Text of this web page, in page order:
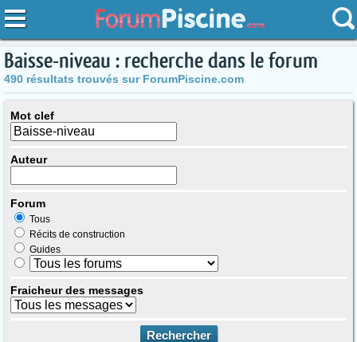
Baisse-niveau : recherche dans le forum
490 résultats trouvés sur ForumPiscine.com
Mot clef
Auteur
Forum
Tous
Récits de construction
Guides
Fraicheur des messages